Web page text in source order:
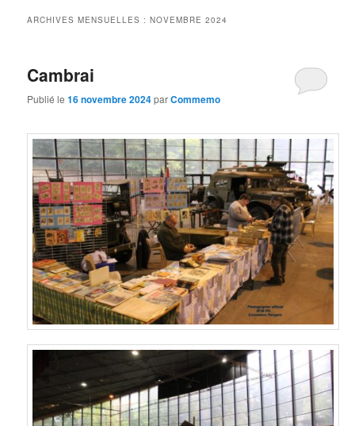
principal
secondaire
ARCHIVES MENSUELLES :NOVEMBRE 2024
Cambrai
Publié le16 novembre 2024parCommemo